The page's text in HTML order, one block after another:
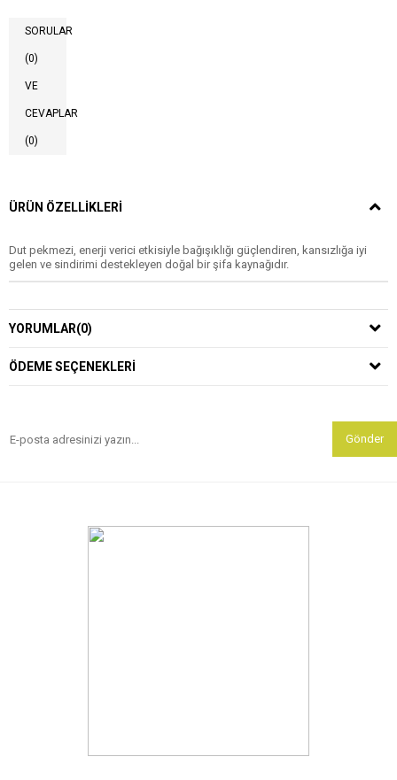
SORULAR
(0)
VE
CEVAPLAR
(0)
ÜRÜN ÖZELLIKLERI
Dut pekmezi, enerji verici etkisiyle bağışıklığı güçlendiren, kansızlığa iyi
gelen ve sindirimi destekleyen doğal bir şifa kaynağıdır.
YORUMLAR(0)
ÖDEME SEÇENEKLERI
Gönder